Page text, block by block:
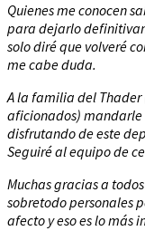
Quienes me conocen
para dejarlo
solo diré que volveré
me cabe duda.
A la familia del Thader
aficionados) mandarle
disfrutando de este
Seguiré al equipo de
Muchas gracias a
sobretodo personales
afecto y eso es lo más